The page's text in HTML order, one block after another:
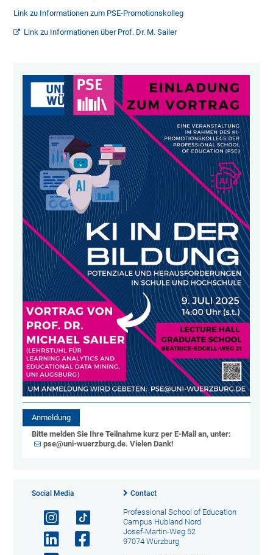
Link zu Informationen zum PSE-Promotionskolleg
Link zu Informationen über Prof. Dr. M. Sailer
Anmeldung
Bitte melden Sie Ihre Teilnahme kurz per E-Mail an, unter:
pse@uni-wuerzburg.de. Vielen Dank!
Social Media Contact
Professional School of Education
Campus Hubland Nord
Josef-Martin-Weg 52
97074 Würzburg